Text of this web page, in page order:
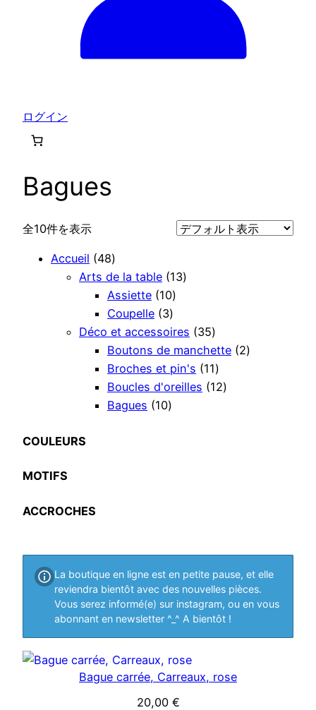
ログイン
Bagues
全10件を表示
Accueil 484
8
個
の
商
品
Arts de la table 131
の
商
品
Assiette 101
0
個
の
商
品
Coupelle 33
個
の
商
品
Déco et accessoires 353
5
個
の
Boutons de manchette 22
Broches et pin's 111
1
Boucles d'oreilles 121
Bagues 101
COULEURS
MOTIFS
ACCROCHES
La boutique en ligne est en petite pause, et elle
reviendra bientôt avec des nouvelles pièces.
Vous serez informé(e) sur instagram, ou en vous
abonnant en newsletter ^_^ A bientôt !
Bague carrée, Carreaux, rose
20,00 €